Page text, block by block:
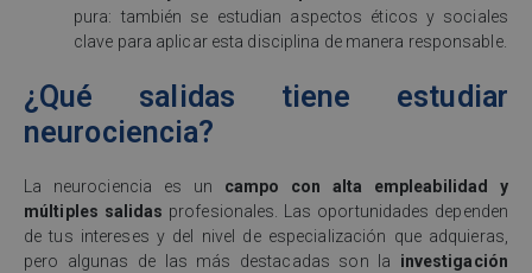
pura: también se estudian aspectos éticos y sociales
clave para aplicar esta disciplina de manera responsable.
¿Qué salidas tiene estudiar
neurociencia?
La neurociencia es un campo con alta empleabilidad y
múltiples salidas profesionales. Las oportunidades dependen
de tus intereses y del nivel de especialización que adquieras,
pero algunas de las más destacadas son la investigación